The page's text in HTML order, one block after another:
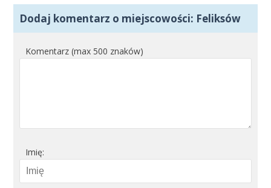
Dodaj komentarz o miejscowości: Feliksów
Komentarz (max 500 znaków)
Imię: